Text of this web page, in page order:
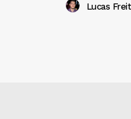
Lucas